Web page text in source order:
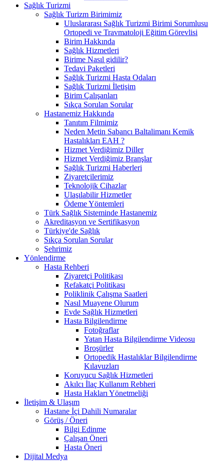
Sağlık Turizmi
Sağlık Turizm Birimimiz
Uluslararası Sağlık Turizmi Birimi Sorumlusu
Ortopedi ve Travmatoloji Eğitim Görevlisi
Birim Hakkında
Sağlık Hizmetleri
Birime Nasıl gidilir?
Tedavi Paketleri
Sağlık Turizmi Hasta Odaları
Sağlık Turizmi İletişim
Birim Çalışanları
Sıkça Sorulan Sorular
Hastanemiz Hakkında
Tanıtım Filmimiz
Neden Metin Sabancı Baltalimanı Kemik
Hastalıkları EAH ?
Hizmet Verdiğimiz Diller
Hizmet Verdiğimiz Branşlar
Sağlık Turizmi Haberleri
Ziyaretçilerimiz
Teknolojik Cihazlar
Ulaşılabilir Hizmetler
Ödeme Yöntemleri
Türk Sağlık Sisteminde Hastanemiz
Akreditasyon ve Sertifikasyon
Türkiye'de Sağlık
Sıkça Sorulan Sorular
Şehrimiz
Yönlendirme
Hasta Rehberi
Ziyaretçi Politikası
Refakatçi Politikası
Poliklinik Çalışma Saatleri
Nasıl Muayene Olurum
Evde Sağlık Hizmetleri
Hasta Bilgilendirme
Fotoğraflar
Yatan Hasta Bilgilendirme Videosu
Broşürler
Ortopedik Hastalıklar Bilgilendirme
Kılavuzları
Koruyucu Sağlık Hizmetleri
Akılcı İlaç Kullanım Rebheri
Hasta Hakları Yönetmeliği
İletişim & Ulaşım
Hastane İçi Dahili Numaralar
Görüş / Öneri
Bilgi Edinme
Çalışan Öneri
Hasta Öneri
Dijital Medya